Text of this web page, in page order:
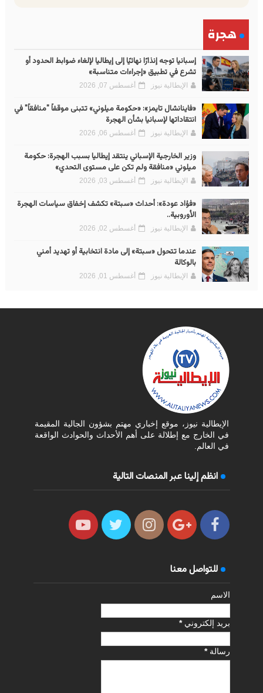
هجرة
إسبانيا توجه إنذارًا نهائيًا إلى إيطاليا لإلغاء ضوابط الحدود أو
تشرع في تطبيق «إجراءات متناسبة»
الإيطالية نيوز أغسطس 07, 2026
«فاينانشال تايمز»: «حكومة ميلوني» تتبنى موقفاً "منافقاً" في
انتقاداتها لإسبانيا بشأن الهجرة
الإيطالية نيوز أغسطس 06, 2026
وزير الخارجية الإسباني ينتقد إيطاليا بسبب الهجرة: حكومة
ميلوني «منافقة ولم تكن على مستوى التحدي»
الإيطالية نيوز أغسطس 03, 2026
«فؤاد عودة»: أحداث «سبتة» تكشف إخفاق سياسات الهجرة
الأوروبية..
الإيطالية نيوز أغسطس 02, 2026
عندما تتحول «سبتة» إلى مادة انتخابية أو تهديد أمني
بالوكالة
الإيطالية نيوز أغسطس 01, 2026
الإيطالية نيوز، موقع إخباري مهتم بشؤون الجالية المقيمة
في الخارج مع إطلالة على أهم الأحداث والحوادث الواقعة
في العالم.
انظم إلينا عبر المنصات التالية
للتواصل معنا
الاسم
بريد إلكتروني*
رسالة*